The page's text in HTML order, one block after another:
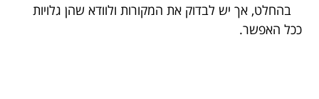
בהחלט, אך יש לבדוק את המקורות ולוודא שהן גלויות
ככל האפשר.